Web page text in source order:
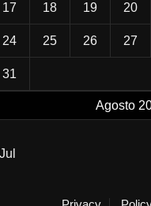
Agosto
17 18 19 20
24 25 26 27
31